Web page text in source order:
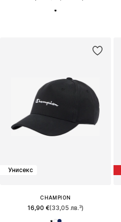
Унисекс
CHAMPION
16,90 €(33,05 лв.³)